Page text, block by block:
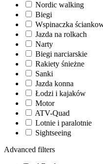
Nordic walking
Biegi
Wspinaczka
Jazda na rolkach
Narty
Biegi narciarskie
Rakiety śnieżne
Sanki
Jazda konna
Łodzi i kajaków
Motor
ATV-Quad
Lotnie i paralotnie
Sightseeing
Advanced filters